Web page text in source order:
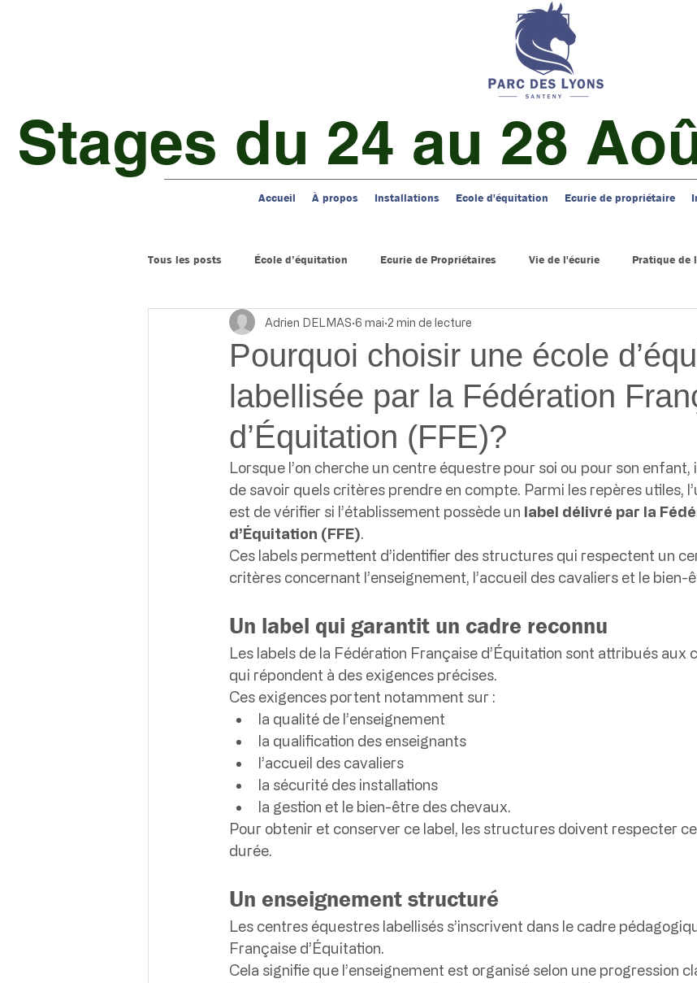
Stages du 24 au 28
Accueil À propos Installations Ecole d'équitation Ecurie de propriétaire
Tous les posts École d’équitation Ecurie de Propriétaires Vie de l'écurie Pratique de
Pourquoi choisir une école
labellisée par la Fédération
d’Équitation (FFE)?
Adrien DELMAS 6 mai 2 min de lecture
Lorsque l’on cherche un centre équestre pour soi ou pour son
de savoir quels critères prendre en compte. Parmi les repères utiles,
est de vérifier si l’établissement possède un label délivré par la
d’Équitation (FFE).
Ces labels permettent d’identifier des structures qui respectent un
critères concernant l’enseignement, l’accueil des cavaliers et le bien-
Un label qui garantit un cadre reconnu
Les labels de la Fédération Française d’Équitation sont attribués aux
qui répondent à des exigences précises.
Ces exigences portent notamment sur :
la qualité de l’enseignement
la qualification des enseignants
l’accueil des cavaliers
la sécurité des installations
la gestion et le bien-être des chevaux.
Pour obtenir et conserver ce label, les structures doivent respecter
durée.
Un enseignement structuré
Les centres équestres labellisés s’inscrivent dans le cadre
Française d’Équitation.
Cela signifie que l’enseignement est organisé selon une progression